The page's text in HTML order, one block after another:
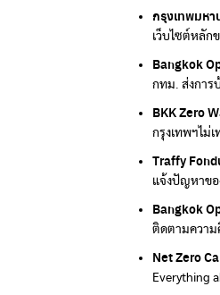
กรุงเทพมหา
เว็บไซต์หลัก
Bangkok
กทม. ส่งการ
BKK Zero
กรุงเทพฯไม่เ
Traffy
แจ้งปัญหาขอ
Bangkok
ติดตามความ
Net Zero
Everything
Traffy
แจ้งปัญหาขย
CHULA
จัดการขยะภ
กรมควบคุม
แหล่งข้อมูลเ
Recycle day
Platform เ
WASTE
รับซื้อขยะถึง
Green map
แผนที่เกี่ยวกั
Traffy
แจ้งปัญหาฝุ่น
กรมควบคุม
แหล่งข้อมูลเ
มูลนิธิสภาปร
Bangkok
ความคืบหน้า
Thai Green
ระบบฐานข้อ
กระทรวงทรั
กรมส่งเสริม
DCCE
กรมการเปลี่
มูลนิธิสภาปร
Carbon
เรียนรู้เครื่อ
EJF